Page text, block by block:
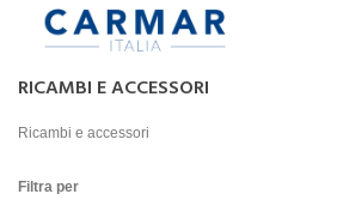
RICAMBI E ACCESSORI
Ricambi e accessori
Filtra per